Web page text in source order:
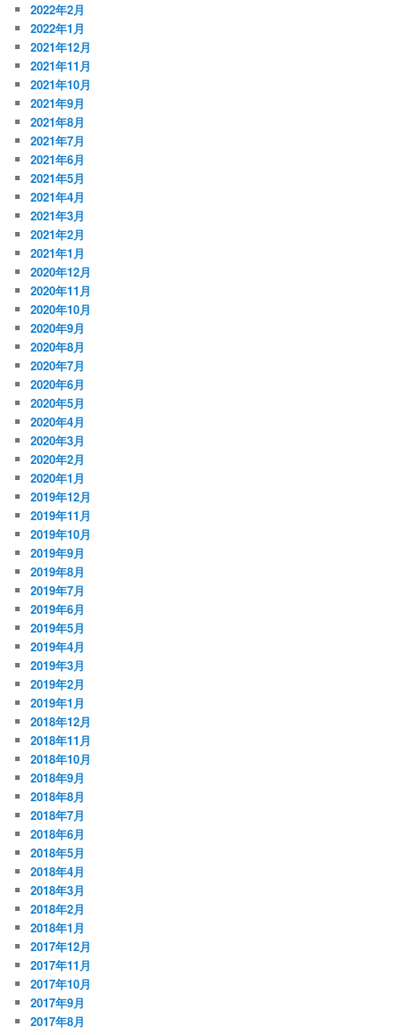
2022年2月
2022年1月
2021年12月
2021年11月
2021年10月
2021年9月
2021年8月
2021年7月
2021年6月
2021年5月
2021年4月
2021年3月
2021年2月
2021年1月
2020年12月
2020年11月
2020年10月
2020年9月
2020年8月
2020年7月
2020年6月
2020年5月
2020年4月
2020年3月
2020年2月
2020年1月
2019年12月
2019年11月
2019年10月
2019年9月
2019年8月
2019年7月
2019年6月
2019年5月
2019年4月
2019年3月
2019年2月
2019年1月
2018年12月
2018年11月
2018年10月
2018年9月
2018年8月
2018年7月
2018年6月
2018年5月
2018年4月
2018年3月
2018年2月
2018年1月
2017年12月
2017年11月
2017年10月
2017年9月
2017年8月